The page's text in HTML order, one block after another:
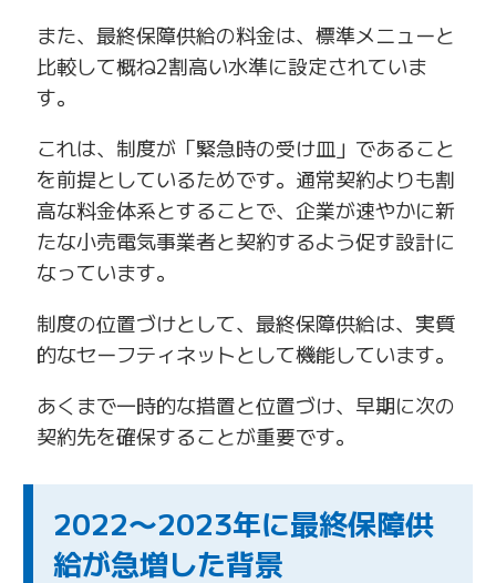
また、最終保障供給の料金は、標準メニューと
比較して概ね2割高い水準に設定されていま
す。
これは、制度が「緊急時の受け皿」であること
を前提としているためです。通常契約よりも割
高な料金体系とすることで、企業が速やかに新
たな小売電気事業者と契約するよう促す設計に
なっています。
制度の位置づけとして、最終保障供給は、実質
的なセーフティネットとして機能しています。
あくまで一時的な措置と位置づけ、早期に次の
契約先を確保することが重要です。
2022〜2023年に最終保障供
給が急増した背景